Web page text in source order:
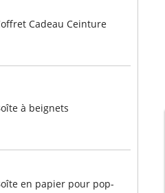
Cadeau Ceinture
à beignets
en papier pour pop-